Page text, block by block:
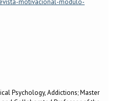
motivacional-modulo-
Psychology, Addictions; Master